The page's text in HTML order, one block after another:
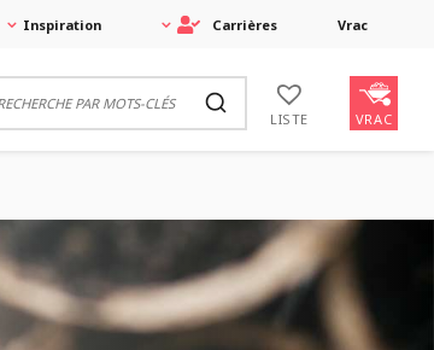
Inspiration Carrières Vrac
LISTE VRAC